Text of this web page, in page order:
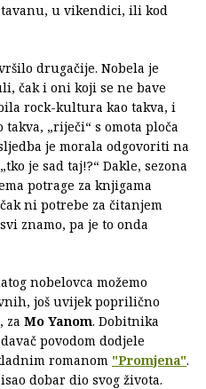
u vikendici, ili kod
drugačije. Nobela je
čak i oni koji se ne bave
rock-kultura kao takva, i
takva, „riječi“ s omota ploča
je morala odgovoriti na
je sad taj!?“ Dakle, sezona
potrage za knjigama
ni potrebe za čitanjem
znamo, pa je to onda
nobelovca možemo
još uvijek poprilično
za Mo Yanom. Dobitnika
povodom dodjele
romanom "Promjena".
dobar dio svog života.